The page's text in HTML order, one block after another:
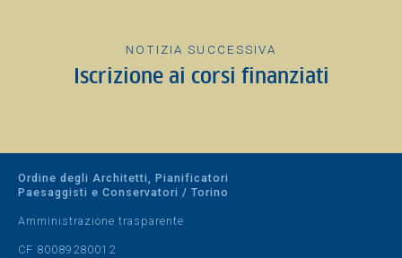
NOTIZIA SUCCESSIVA
Iscrizione ai corsi finanziati
Ordine degli Architetti, Pianificatori
Paesaggisti e Conservatori / Torino
Amministrazione trasparente
CF 80089280012